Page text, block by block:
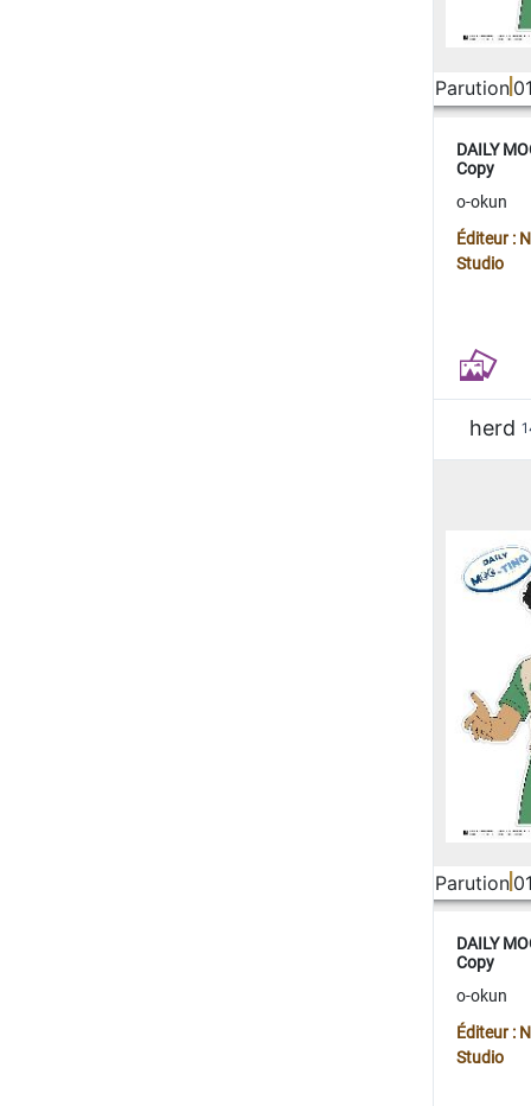
Parution
DAILY
Copy
o-okun
Éditeur :
Studio
herd
Parution
DAILY
Copy
o-okun
Éditeur :
Studio